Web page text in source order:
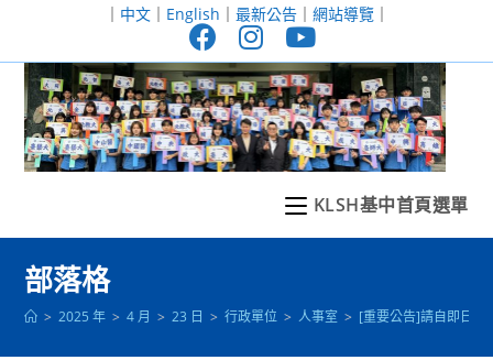
至
｜ 中文｜ English ｜ 最新公告｜ 網站導覽｜
KLSH基中首頁選單
部落格
> 2025 年 > 4 月 > 23 日 > 行政單位 > 人事室 > [重要公告]請自即日起